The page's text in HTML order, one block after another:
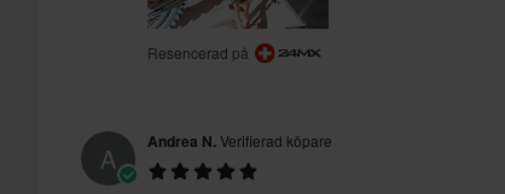
Resencerad på
A Andrea N.Verifierad köpare